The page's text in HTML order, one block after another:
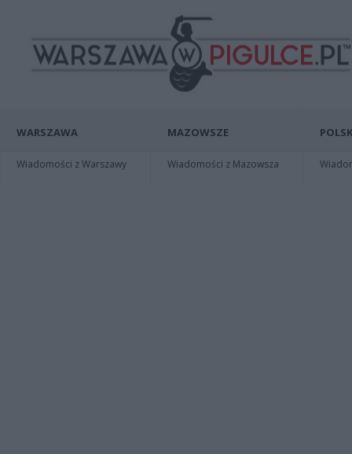
WARSZAWA
Wiadomości z Warszawy
MAZOWSZE
Wiadomości z Mazowsza